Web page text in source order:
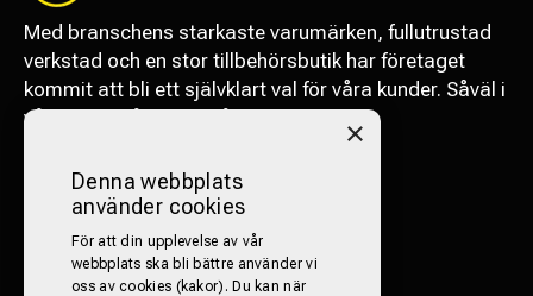
Med branschens starkaste varumärken, fullutrustad
verkstad och en stor tillbehörsbutik har företaget
kommit att bli ett självklart val för våra kunder. Såväl i
vårt närområde som långväga.
×
Denna webbplats
använder cookies
För att din upplevelse av vår
webbplats ska bli bättre använder vi
oss av cookies (kakor). Du kan när